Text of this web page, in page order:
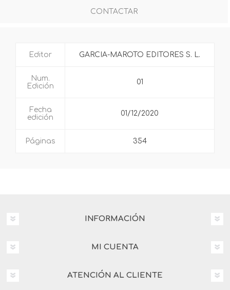
CONTACTAR
Editor GARCIA-MAROTO EDITORES S. L.
Num.
Edición
01
Fecha
edición
01/12/2020
Páginas 354
INFORMACIÓN
MI CUENTA
ATENCIÓN AL CLIENTE